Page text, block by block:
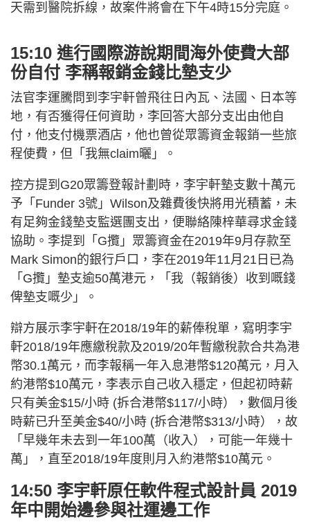
天需到醫院拆線，故案件將會在下午4時15分完庭。
15:10 進行國際游說期間海外使費大部
份自付 李稱報銷金錢比墊支少
法官李運騰問到李宇軒曾飛往日內瓦、法國、日本等
地，有否獲得任何資助，李回答大部分支出由他自
付，他支付機票酒店，他也曾從眾籌資金報銷一些旅
程使費，但「我無claim曬」。
控方提到G20眾籌登報計劃時，李宇軒墊支數十萬元
予「Funder 3號」Wilson及雜費後快將用光積蓄，未
有足夠金錢墊支監選團支出，便聯絡陳梓華尋求金錢
協助。李提到「G攬」眾籌資金在2019年9月存款至
Mark Simon的銀行戶口，李在2019年11月21日已為
「G攬」墊支逾50萬港元，「我（報銷後）收到嘅錢
俾墊支嘅少」。
辯方展示李宇軒在2018/19年的薪俸稅單，寫明李宇
軒2018/19年應繳稅款及2019/20年暫繳稅款合共為港
幣30.1萬元，而李報稱一年入息港幣$120萬元，月入
約港幣$10萬元，李表示自己收入穩定，但起初時薪
只有美金$15/小時 (拆合港幣$117/小時），數個月後
時薪已升至美金$40/小時 (拆合港幣$313/小時），故
「早幾年未去到一年100萬（收入），可能一年幾十
萬」，直至2018/19年度則月入約港幣$10萬元。
14:50 李宇軒原任軟件程式設計員 2019
年中開始邊參與社運邊工作